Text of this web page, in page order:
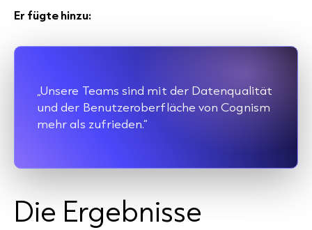
Er fügte hinzu:
„Unsere Teams sind mit der Datenqualität
und der Benutzeroberfläche von Cognism
mehr als zufrieden.“
Die Ergebnisse